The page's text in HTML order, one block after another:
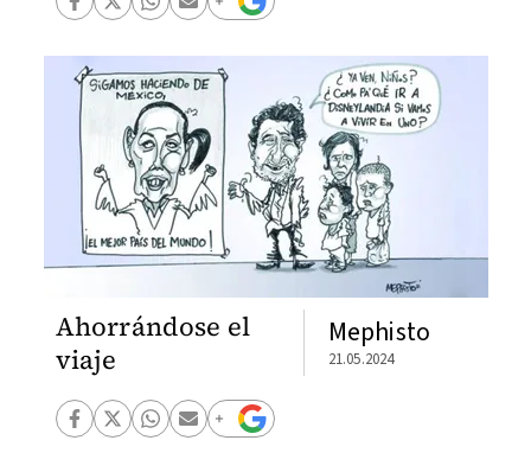
Ahorrándose el
viaje
Mephisto
21.05.2024